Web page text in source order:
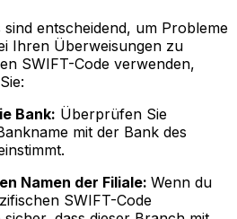
entscheidend, um Probleme
Ihren Überweisungen zu
SWIFT-Code verwenden,
Bank: Überprüfen Sie
mit der Bank des
Namen der Filiale: Wenn du
SWIFT-Code